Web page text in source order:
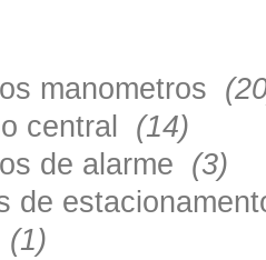
manometros
central (14)
de alarme (3)
de
(1)